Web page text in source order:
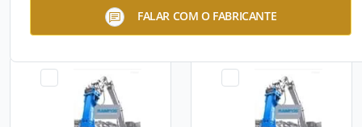
FALAR COM O FABRICANTE
Carreta de Perfuração
Hidráulica ECD40
Hidráulica ECD40E